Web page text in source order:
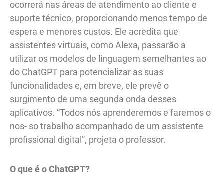
ocorrerá nas áreas de atendimento ao cliente e
suporte técnico, proporcionando menos tempo de
espera e menores custos. Ele acredita que
assistentes virtuais, como Alexa, passarão a
utilizar os modelos de linguagem semelhantes ao
do ChatGPT para potencializar as suas
funcionalidades e, em breve, ele prevê o
surgimento de uma segunda onda desses
aplicativos. “Todos nós aprenderemos e faremos o
nos- so trabalho acompanhado de um assistente
profissional digital”, projeta o professor.
O que é o ChatGPT?